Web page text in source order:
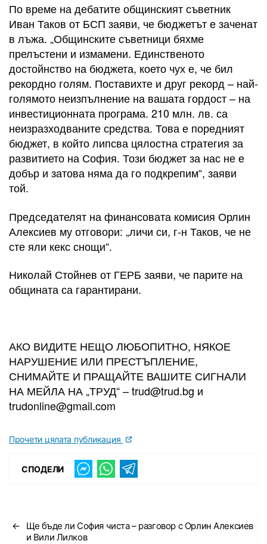
По време на дебатите общинският съветник
Иван Таков от БСП заяви, че бюджетът е заченат
в лъжа. „Общинските съветници бяхме
прелъстени и измамени. Единственото
достойнство на бюджета, което чух е, че бил
рекордно голям. Поставихте и друг рекорд – най-
голямото неизпълнение на вашата гордост – на
инвестиционната програма. 210 млн. лв. са
неизразходваните средства. Това е поредният
бюджет, в който липсва цялостна стратегия за
развитието на София. Този бюджет за нас не е
добър и затова няма да го подкрепим“, заяви
той.
Председателят на финансовата комисия Орлин
Алексиев му отговори: „личи си, г-н Таков, че не
сте яли кекс снощи“.
Николай Стойнев от ГЕРБ заяви, че парите на
общината са гарантирани.
АКО ВИДИТЕ НЕЩО ЛЮБОПИТНО, НЯКОЕ
НАРУШЕНИЕ ИЛИ ПРЕСТЪПЛЕНИЕ,
СНИМАЙТЕ И ПРАЩАЙТЕ ВАШИТЕ СИГНАЛИ
НА МЕЙЛА НА „ТРУД“ –trud@trud.bg и
trudonline@gmail.com
Прочети цялата публикация
СПОДЕЛИ
←
Ще бъде ли София чиста – разговор с Орлин Алексиев
и Вили Лилков